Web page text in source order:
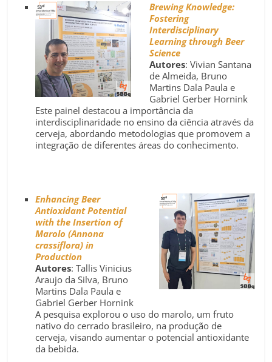
Brewing Knowledge:
Fostering
Interdisciplinary
Learning through Beer
Science
Autores: Vivian Santana
de Almeida, Bruno
Martins Dala Paula e
Gabriel Gerber Hornink
Este painel destacou a importância da
interdisciplinaridade no ensino da ciência através da
cerveja, abordando metodologias que promovem a
integração de diferentes áreas do conhecimento.
Enhancing Beer
Antioxidant Potential
with the Insertion of
Marolo (Annona
crassiflora) in
Production
Autores: Tallis Vinicius
Araujo da Silva, Bruno
Martins Dala Paula e
Gabriel Gerber Hornink
A pesquisa explorou o uso do marolo, um fruto
nativo do cerrado brasileiro, na produção de
cerveja, visando aumentar o potencial antioxidante
da bebida.